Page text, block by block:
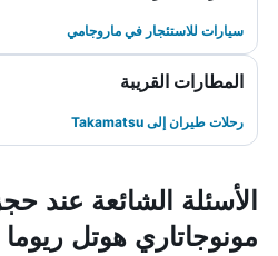
سيارات للاستئجار في ماروجامي
المطارات القريبة
رحلات طيران إلى Takamatsu
الأسئلة الشائعة عند
مونوجاتاري هوتل